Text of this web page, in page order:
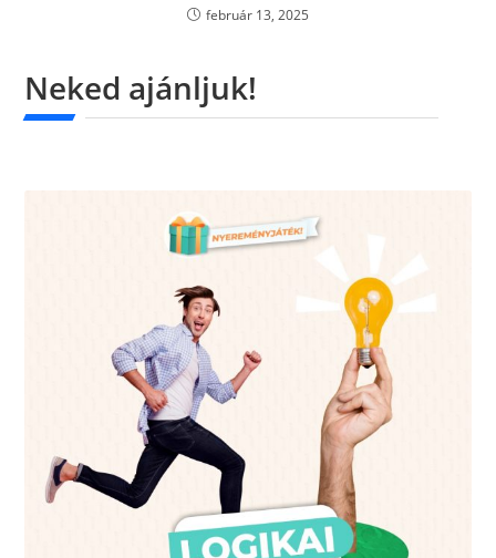
február 13, 2025
Neked ajánljuk!